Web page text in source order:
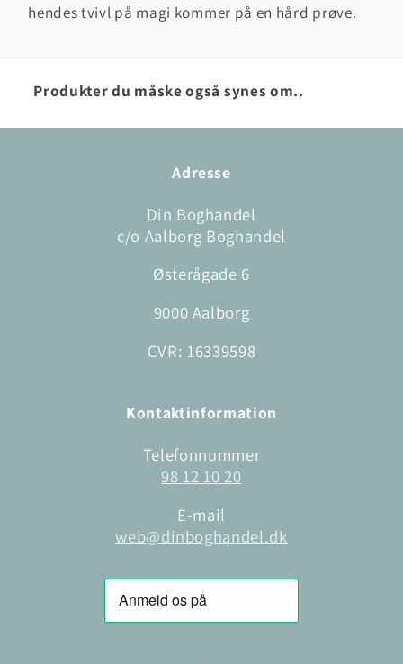
hendes tvivl på magi kommer på en hård prøve.
Produkter du måske også synes om..
Adresse
Din Boghandel
c/o Aalborg Boghandel
Østerågade 6
9000 Aalborg
CVR: 16339598
Kontaktinformation
Telefonnummer
98 12 10 20
E-mail
web@dinboghandel.dk